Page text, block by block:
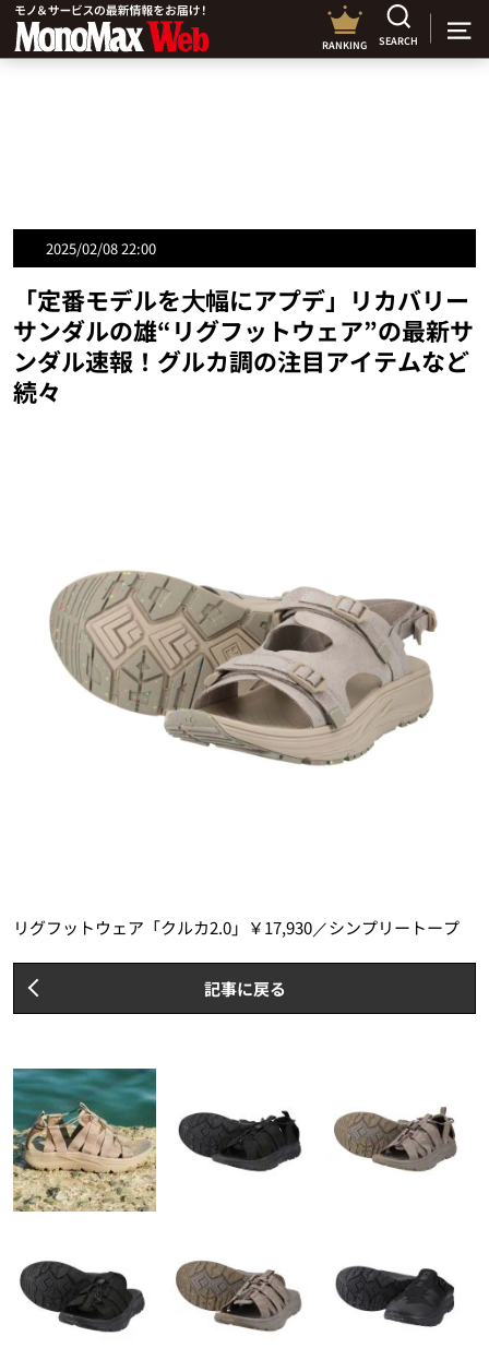
RANKING SEARCH
2025/02/08 22:00
「定番モデルを⼤幅にアプデ」リカバリー
サンダルの雄“リグフットウェア”の最新サ
ンダル速報！グルカ調の注目アイテムなど
続々
リグフットウェア「クルカ2.0」￥17,930／シンプリートープ
記事に戻る